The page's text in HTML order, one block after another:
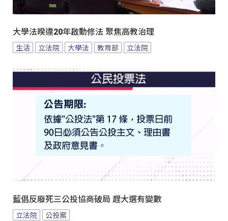
大學法暌違20年啟動修法 聚焦高教治理
生活 立法院 大學法 教育部 立法院
藍倡反廢死三公投協商破局 趕大選有變數
立法院 公投案